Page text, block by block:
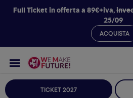
Full Ticket in offerta a 89€+iva,
25/09
ACQUISTA
TICKET 2027